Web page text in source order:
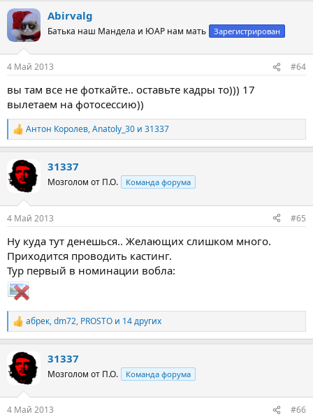
к
ц
и
Abirvalg
Батька наш Мандела и ЮАР нам мать Зарегистрирован
4 Май 2013 #64
вы там все не фоткайте.. оставьте кадры то))) 17
вылетаем на фотосессию))
Р
е
к
ц
и
Антон Королев,Anatoly_30 и 31337
31337
Мозголом от П.О. Команда форума
4 Май 2013 #65
Ну куда тут денешься.. Желающих слишком много.
Приходится проводить кастинг.
Тур первый в номинации вобла:
Р
е
к
ц
и
абрек,dm72, PROSTO и 14 других
31337
Мозголом от П.О. Команда форума
4 Май 2013 #66